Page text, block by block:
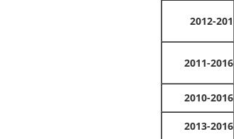
2012-201
2011-2016
2010-2016
2013-2016